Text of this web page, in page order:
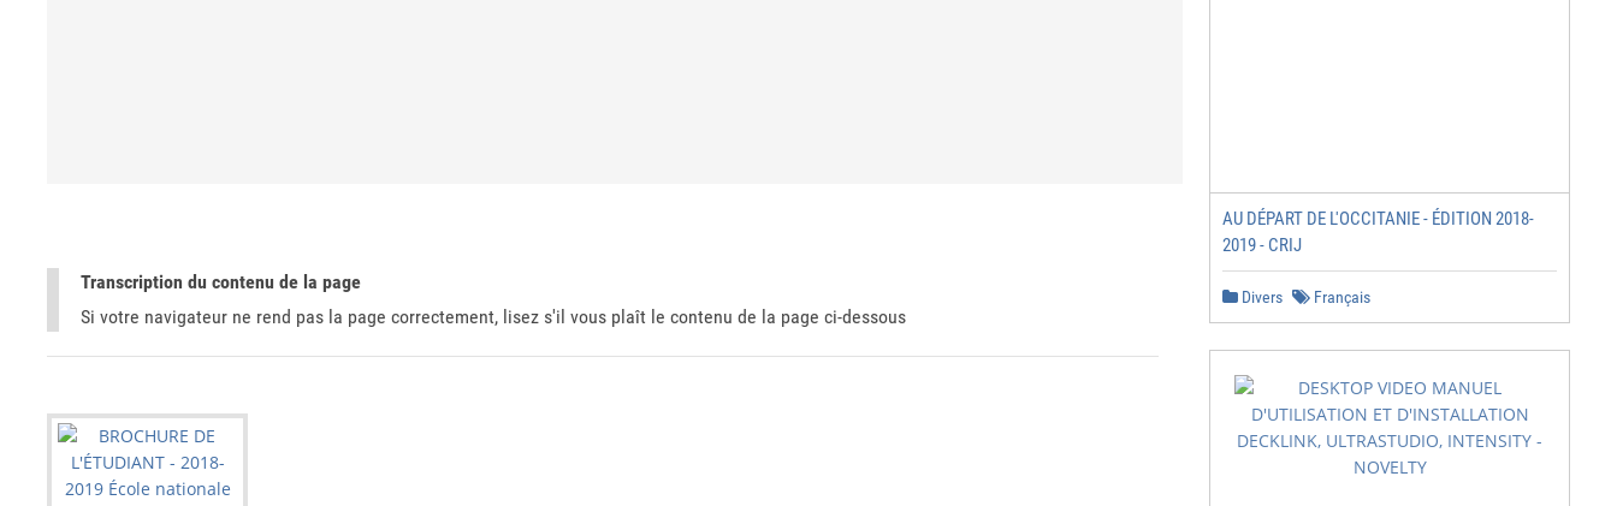
Transcription du contenu de la page
Si votre navigateur ne rend pas la page correctement, lisez s'il vous plaît le contenu de la page ci-dessous
AU DÉPART DE L'OCCITANIE - ÉDITION 2018-
2019 - CRIJ
Divers Français